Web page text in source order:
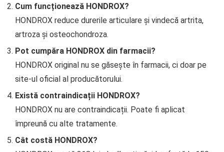
Cum funcționează HONDROX?
HONDROX reduce durerile articulare și vindecă artrita,
artroza și osteochondroza.
Pot cumpăra HONDROX din farmacii?
HONDROX original nu se găsește în farmacii, ci doar pe
site-ul oficial al producătorului.
Există contraindicații HONDROX?
HONDROX nu are contraindicații. Poate fi aplicat
împreună cu alte tratamente.
Cât costă HONDROX?